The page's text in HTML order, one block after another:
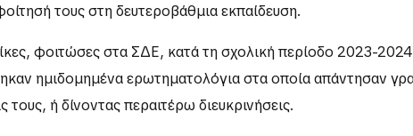
τους στη δευτεροβάθμια εκπαίδευση.
φοιτώσες στα ΣΔΕ, κατά τη σχολική περίοδο 2023-
ημιδομημένα ερωτηματολόγια στα οποία απάντησαν
ή δίνοντας περαιτέρω διευκρινήσεις.